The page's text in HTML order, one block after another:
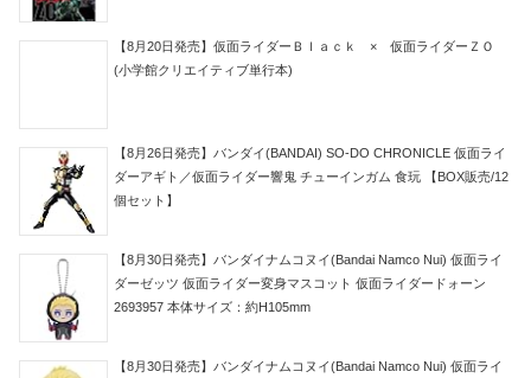
【8月20日発売】仮面ライダーＢｌａｃｋ × 仮面ライダーＺＯ
(小学館クリエイティブ単行本)
【8月26日発売】バンダイ(BANDAI) SO-DO CHRONICLE 仮面ライ
ダーアギト／仮面ライダー響鬼 チューインガム 食玩 【BOX販売/12
個セット】
【8月30日発売】バンダイナムコヌイ(Bandai Namco Nui) 仮面ライ
ダーゼッツ 仮面ライダー変身マスコット 仮面ライダードォーン
2693957 本体サイズ：約H105mm
【8月30日発売】バンダイナムコヌイ(Bandai Namco Nui) 仮面ライ